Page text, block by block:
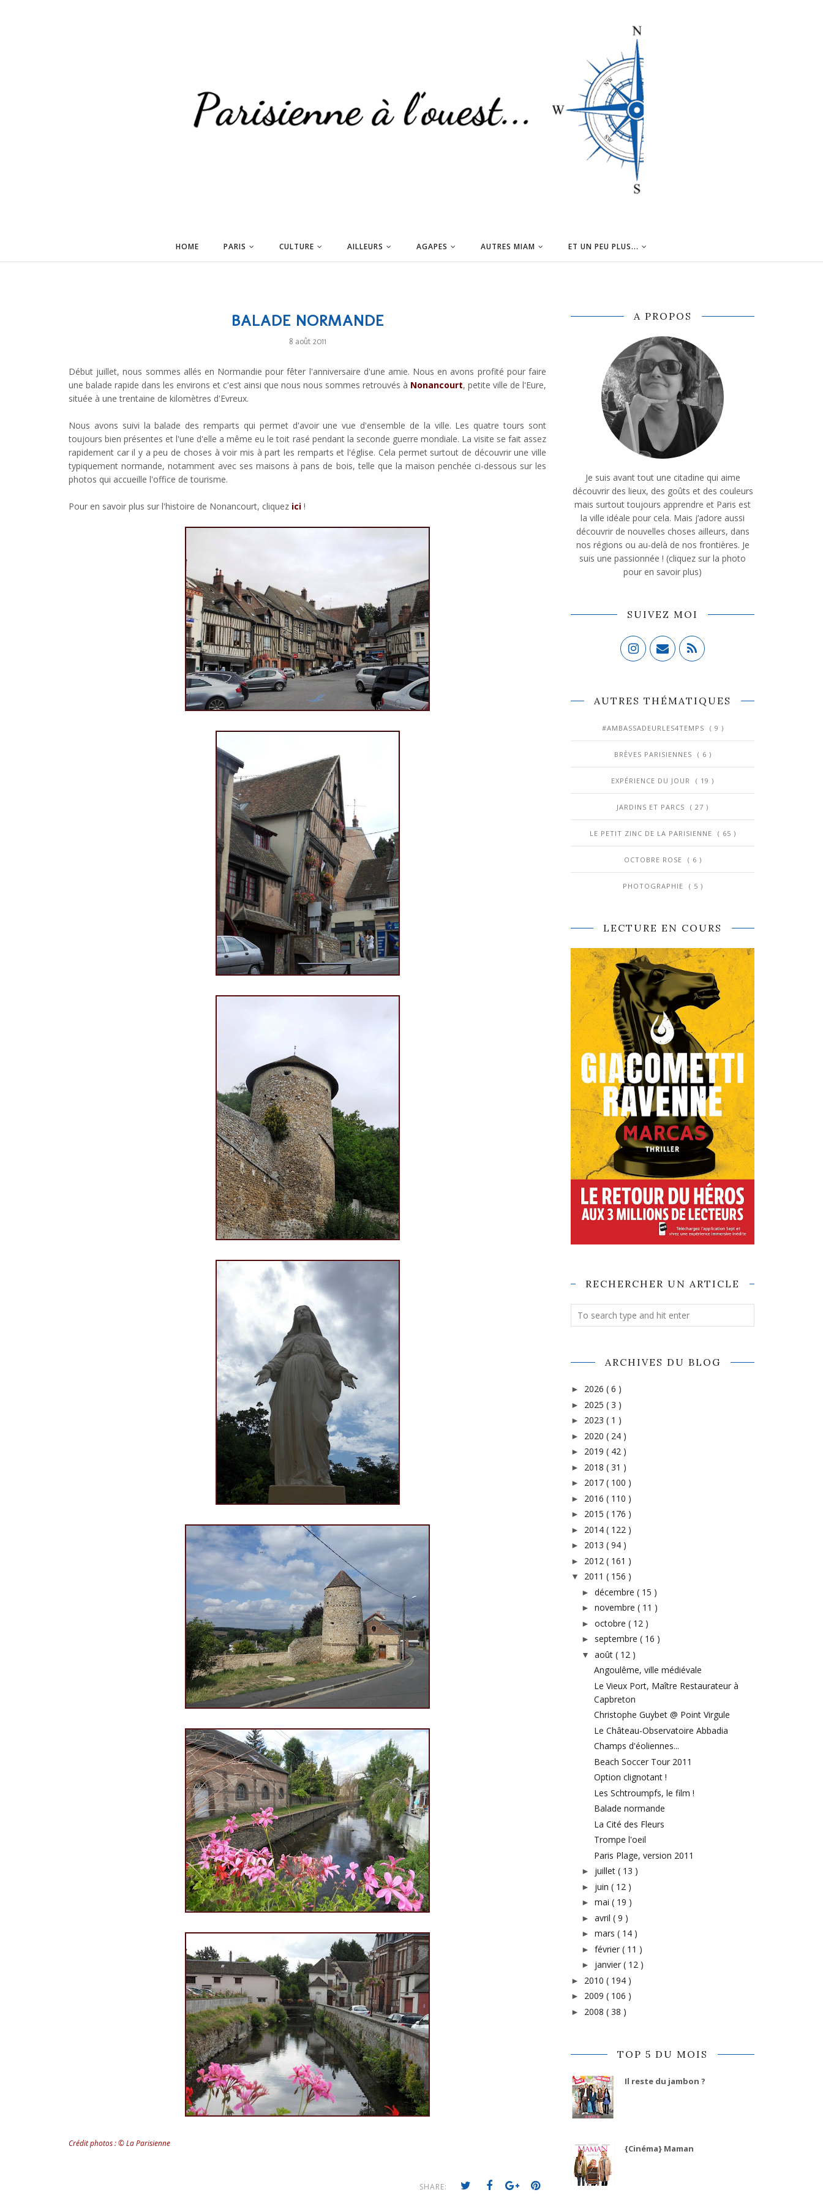
HOME PARIS CULTURE AILLEURS AGAPES AUTRES MIAM ET UN PEU PLUS...
BALADE NORMANDE
8 août 2011
Début juillet, nous sommes allés en Normandie pour fêter l'anniversaire d'une amie. Nous en avons profité pour faire
une balade rapide dans les environs et c'est ainsi que nous nous sommes retrouvés à Nonancourt, petite ville de l'Eure,
située à une trentaine de kilomètres d'Evreux.
Nous avons suivi la balade des remparts qui permet d'avoir une vue d'ensemble de la ville. Les quatre tours sont
toujours bien présentes et l'une d'elle a même eu le toit rasé pendant la seconde guerre mondiale. La visite se fait assez
rapidement car il y a peu de choses à voir mis à part les remparts et l'église. Cela permet surtout de découvrir une ville
typiquement normande, notamment avec ses maisons à pans de bois, telle que la maison penchée ci-dessous sur les
photos qui accueille l'office de tourisme.
Pour en savoir plus sur l'histoire de Nonancourt, cliquez ici !
Crédit photos : © La Parisienne
SHARE:
A PROPOS
Je suis avant tout une citadine qui aime
découvrir des lieux, des goûts et des couleurs
mais surtout toujours apprendre et Paris est
la ville idéale pour cela. Mais j’adore aussi
découvrir de nouvelles choses ailleurs, dans
nos régions ou au-delà de nos frontières. Je
suis une passionnée ! (cliquez sur la photo
pour en savoir plus)
SUIVEZ MOI
AUTRES THÉMATIQUES
#AMBASSADEURLES4TEMPS ( 9 )
BRÈVES PARISIENNES ( 6 )
EXPÉRIENCE DU JOUR ( 19 )
JARDINS ET PARCS ( 27 )
LE PETIT ZINC DE LA PARISIENNE ( 65 )
OCTOBRE ROSE ( 6 )
PHOTOGRAPHIE ( 5 )
LECTURE EN COURS
RECHERCHER UN ARTICLE
ARCHIVES DU BLOG
► 2026 ( 6 )
► 2025 ( 3 )
► 2023 ( 1 )
► 2020 ( 24 )
► 2019 ( 42 )
► 2018 ( 31 )
► 2017 ( 100 )
► 2016 ( 110 )
► 2015 ( 176 )
► 2014 ( 122 )
► 2013 ( 94 )
► 2012 ( 161 )
▼ 2011 ( 156 )
► décembre ( 15 )
► novembre ( 11 )
► octobre ( 12 )
► septembre ( 16 )
▼ août ( 12 )
Angoulême, ville médiévale
Le Vieux Port, Maître Restaurateur à
Capbreton
Christophe Guybet @ Point Virgule
Le Château-Observatoire Abbadia
Champs d'éoliennes...
Beach Soccer Tour 2011
Option clignotant !
Les Schtroumpfs, le film !
Balade normande
La Cité des Fleurs
Trompe l'oeil
Paris Plage, version 2011
► juillet ( 13 )
► juin ( 12 )
► mai ( 19 )
► avril ( 9 )
► mars ( 14 )
► février ( 11 )
► janvier ( 12 )
► 2010 ( 194 )
► 2009 ( 106 )
► 2008 ( 38 )
TOP 5 DU MOIS
Il reste du jambon ?
{Cinéma} Maman